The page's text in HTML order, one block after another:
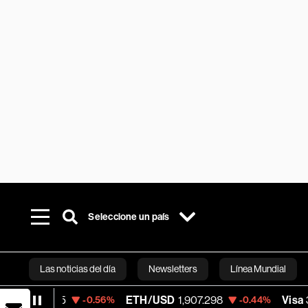
Seleccione un país
Las noticias del día Newsletters Línea Mundial
Bloomberg
ETH/USD 1,907.298 -0.44% Visa 366.82 -